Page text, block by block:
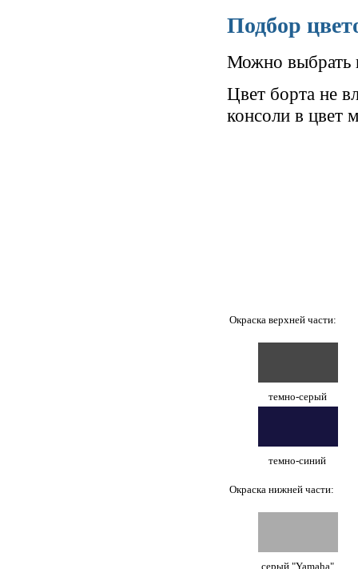
Подбор
Можно выбрать
Цвет борта не
консоли в цвет
Окраска верхней части:
темно-серый
темно-синий
Окраска нижней части:
серый "Yamaha"